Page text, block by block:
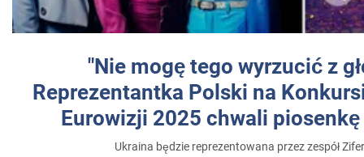
"Nie mogę tego wyrzucić z
Reprezentantka Polski na
Eurowizji 2025 chwali
Ukraina będzie reprezentowana przez zespół